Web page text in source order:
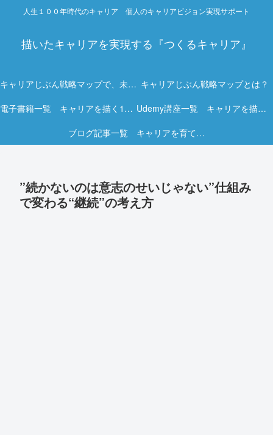
人生１００年時代のキャリア 個人のキャリアビジョン実現サポート
描いたキャリアを実現する『つくるキャリア』
キャリアじぶん戦略マップで、未来を描く力を。 キャリアじぶん戦略マップとは？
電子書籍一覧 キャリアを描く15冊の実践ガイド
Udemy講座一覧 キャリアを描く実践オンライン講座
ブログ記事一覧 キャリアを育てる実践ヒント集
”続かないのは意志のせいじゃない”仕組み
で変わる“継続”の考え方